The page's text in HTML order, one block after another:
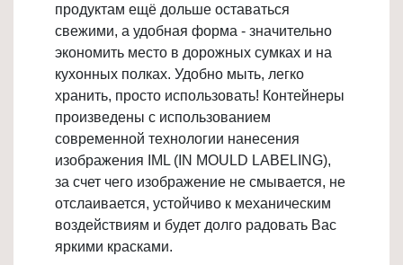
продуктам ещё дольше оставаться
свежими, а удобная форма - значительно
экономить место в дорожных сумках и на
кухонных полках. Удобно мыть, легко
хранить, просто использовать! Контейнеры
произведены с использованием
современной технологии нанесения
изображения IML (IN MOULD LABELING),
за счет чего изображение не смывается, не
отслаивается, устойчиво к механическим
воздействиям и будет долго радовать Вас
яркими красками.
Товары
хранения